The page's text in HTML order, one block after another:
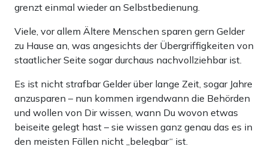
grenzt einmal wieder an Selbstbedienung.
Viele, vor allem Ältere Menschen sparen gern Gelder
zu Hause an, was angesichts der Übergriffigkeiten von
staatlicher Seite sogar durchaus nachvollziehbar ist.
Es ist nicht strafbar Gelder über lange Zeit, sogar Jahre
anzusparen – nun kommen irgendwann die Behörden
und wollen von Dir wissen, wann Du wovon etwas
beiseite gelegt hast – sie wissen ganz genau das es in
den meisten Fällen nicht „belegbar“ ist.